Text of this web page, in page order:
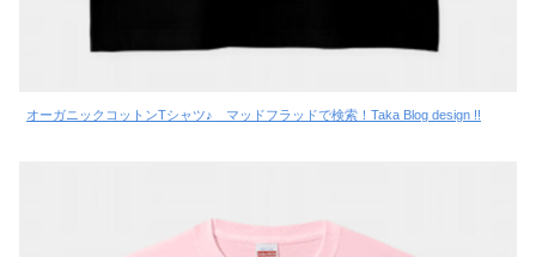
オーガニックコットンTシャツ♪ マッドフラッドで検索！Taka Blog design !!